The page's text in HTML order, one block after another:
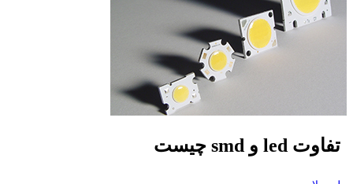
تفاوت led و smd چیست